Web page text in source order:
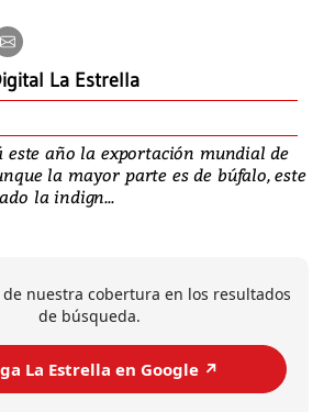
La Estrella
año la exportación mundial de
la mayor parte es de búfalo, este
la indign...
nuestra cobertura en los resultados
de búsqueda.
La Estrella en Google ↗️